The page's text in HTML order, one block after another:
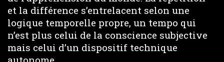
et la différence s’entrelacent selon une
logique temporelle propre, un tempo qui
n’est plus celui de la conscience subjective
mais celui d’un dispositif technique
autonome.